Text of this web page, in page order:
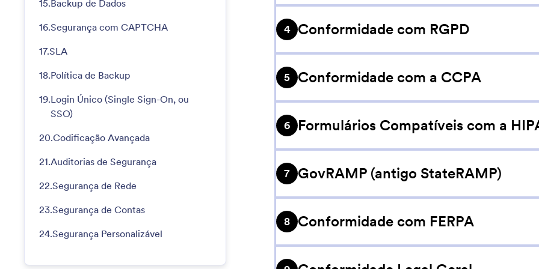
15.Backup de Dados
16.Segurança com CAPTCHA
17.SLA
18.Política de Backup
19.Login Único (Single Sign-On, ou
SSO)
20.Codificação Avançada
21.Auditorias de Segurança
22.Segurança de Rede
23.Segurança de Contas
24.Segurança Personalizável
impossível de ler. Envios
nível diretamente no
segurança possível de se
e possui integrações com
Leia mais
4 Conformidade com RGPD
Dados (RGPD) da União
informações pessoalmente
Leia mais
5 Conformidade com a CCPA
da Califórnia (CCPA), a
informações pessoais de
Leia mais
6 Formulários Compatíveis com a
coletar informações de
conformidade com a
(BAA) também está
7 GovRAMP (antigo StateRAMP)
com os controles de
conforme documentado na
8 Conformidade com FERPA